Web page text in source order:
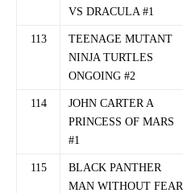
VS DRACULA #1
113
TEENAGE MUTANT
NINJA TURTLES
ONGOING #2
114
JOHN CARTER A
PRINCESS OF MARS
#1
115
BLACK PANTHER
MAN WITHOUT FEAR